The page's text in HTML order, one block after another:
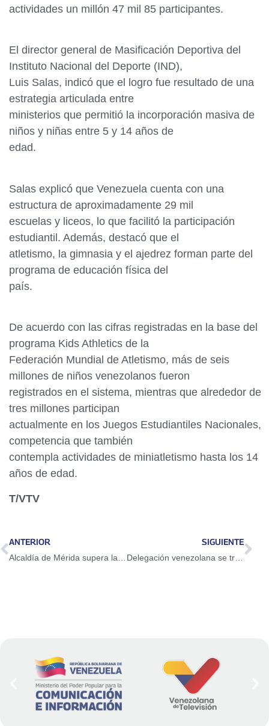
actividades un millón 47 mil 85 participantes.
El director general de Masificación Deportiva del
Instituto Nacional del Deporte (IND),
Luis Salas, indicó que el logro fue resultado de una
estrategia articulada entre
ministerios que permitió la incorporación masiva de
niños y niñas entre 5 y 14 años de
edad.
Salas explicó que Venezuela cuenta con una
estructura de aproximadamente 29 mil
escuelas y liceos, lo que facilitó la participación
estudiantil. Además, destacó que el
atletismo, la gimnasia y el ajedrez forman parte del
programa de educación física del
país.
De acuerdo con las cifras registradas en la base del
programa Kids Athletics de la
Federación Mundial de Atletismo, más de seis
millones de niños venezolanos fueron
registrados en el sistema, mientras que alrededor de
tres millones participan
actualmente en los Juegos Estudiantiles Nacionales,
competencia que también
contempla actividades de miniatletismo hasta los 14
años de edad.
T/VTV
ANTERIOR SIGUIENTE
Delegación venezolana se trajo a casa seis medallas en el Ibero de Atletismo en Perú